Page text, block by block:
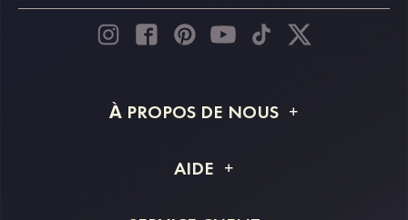
À PROPOS DE NOUS
Livraison
AIDE